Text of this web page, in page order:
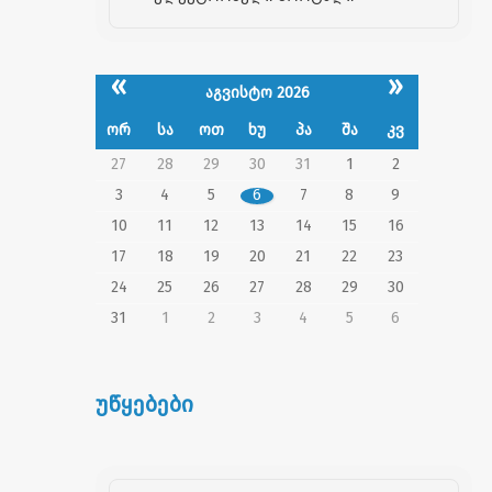
« აგვისტო 2026 »
ორ სა ოთ ხუ პა შა
კვ
27
28 29 30 31 1
2
3
4 5 6 7 8
9
10
11 12 13 14 15
16
17
18 19 20 21 22
23
24
25 26 27 28 29
30
31
1 2 3 4 5 6
უწყებები